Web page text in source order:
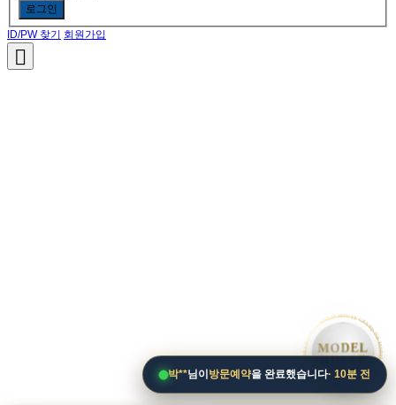
로그인
ID/PW 찾기 회원가입
• MODEL HOUSE GRAND OPEN • MODEL HOUSE GRAND OPEN • MODEL HOUSE GRAND OPEN •
MODEL
HOUSE
박**님이 방문예약을 완료했습니다· 10분 전